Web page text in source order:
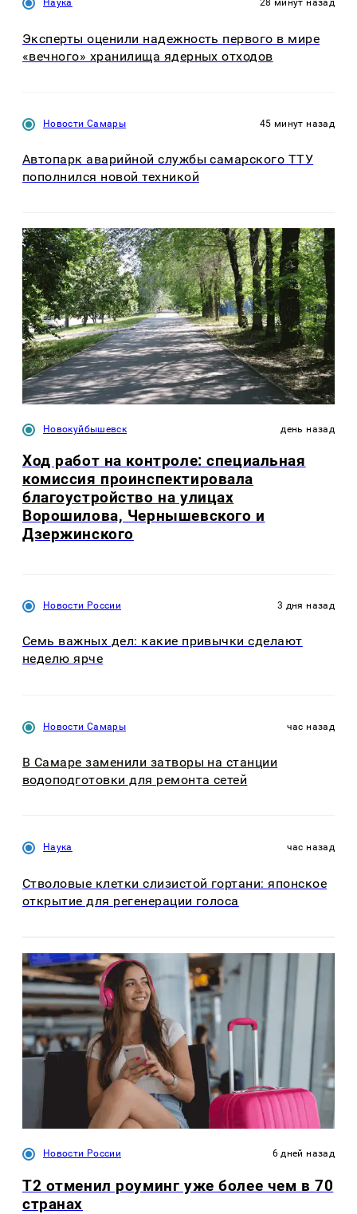
Наука 28 минут назад
Эксперты оценили надежность первого в мире
«вечного» хранилища ядерных отходов
Новости Самары 45 минут назад
Автопарк аварийной службы самарского ТТУ
пополнился новой техникой
Новокуйбышевск день назад
Ход работ на контроле: специальная
комиссия проинспектировала
благоустройство на улицах
Ворошилова, Чернышевского и
Дзержинского
Новости России 3 дня назад
Семь важных дел: какие привычки сделают
неделю ярче
Новости Самары час назад
В Самаре заменили затворы на станции
водоподготовки для ремонта сетей
Наука час назад
Стволовые клетки слизистой гортани: японское
открытие для регенерации голоса
Новости России 6 дней назад
Т2 отменил роуминг уже более чем в 70
странах